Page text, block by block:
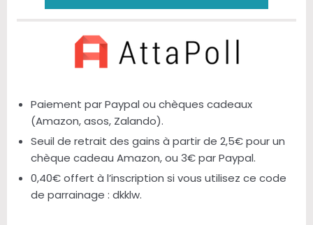
Paiement par Paypal ou chèques cadeaux
(Amazon, asos, Zalando).
Seuil de retrait des gains à partir de 2,5€ pour un
chèque cadeau Amazon, ou 3€ par Paypal.
0,40€ offert à l’inscription si vous utilisez ce code
de parrainage : dkklw.